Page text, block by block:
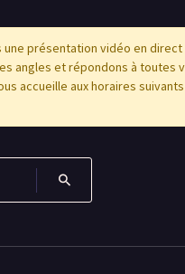
une présentation vidéo en
angles et répondons à toutes
accueille aux horaires